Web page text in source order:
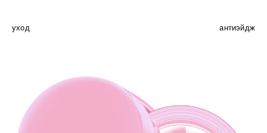
уход антиэйдж